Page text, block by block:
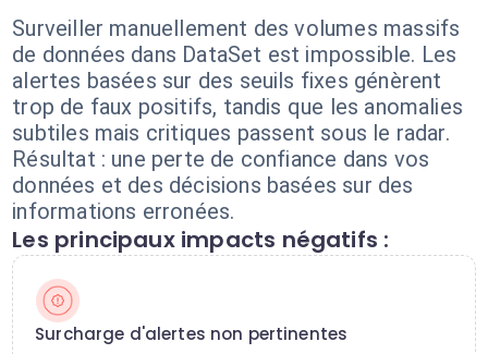
Surveiller manuellement des volumes massifs
de données dans DataSet est impossible. Les
alertes basées sur des seuils fixes génèrent
trop de faux positifs, tandis que les anomalies
subtiles mais critiques passent sous le radar.
Résultat : une perte de confiance dans vos
données et des décisions basées sur des
informations erronées.
Les principaux impacts négatifs :
Surcharge d'alertes non pertinentes